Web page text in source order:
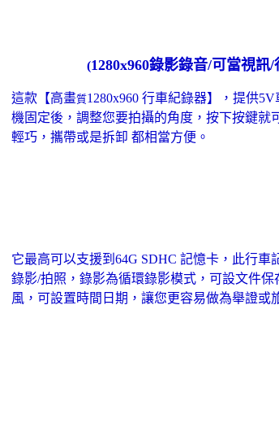
(1280x960錄影錄音/可當視
這款【高畫質1280x960 行車紀錄器】，提供
機固定後，調整您要拍攝的角度，按下按鍵就
輕巧，攜帶或是拆卸 都相當方便。
它最高可以支援到64G SDHC 記憶卡，此行
錄影/拍照，錄影為循環錄影模式，可設文件保
風，可設置時間日期，讓您更容易做為舉證或